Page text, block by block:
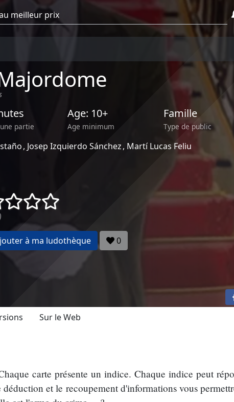
partie
Age: 10+
Age minimum
Famille
Type de public
Josep Izquierdo Sánchez Martí Lucas Feliu
() () ()
à ma ludothèque 0
Sur le Web
carte présente un indice. Chaque indice peut
et le recoupement d'informations vous